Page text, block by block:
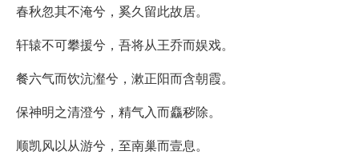
春秋忽其不淹兮，奚久留此故居。
轩辕不可攀援兮，吾将从王乔而娱戏。
餐六气而饮沆瀣兮，漱正阳而含朝霞。
保神明之清澄兮，精气入而麤秽除。
顺凯风以从游兮，至南巢而壹息。